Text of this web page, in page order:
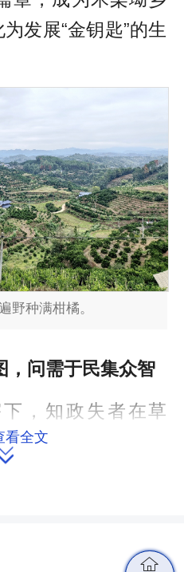
发展“金钥匙”的生
野种满柑橘。
，问需于民集众智
，知政失者在草
为解决群众实际问
看全文